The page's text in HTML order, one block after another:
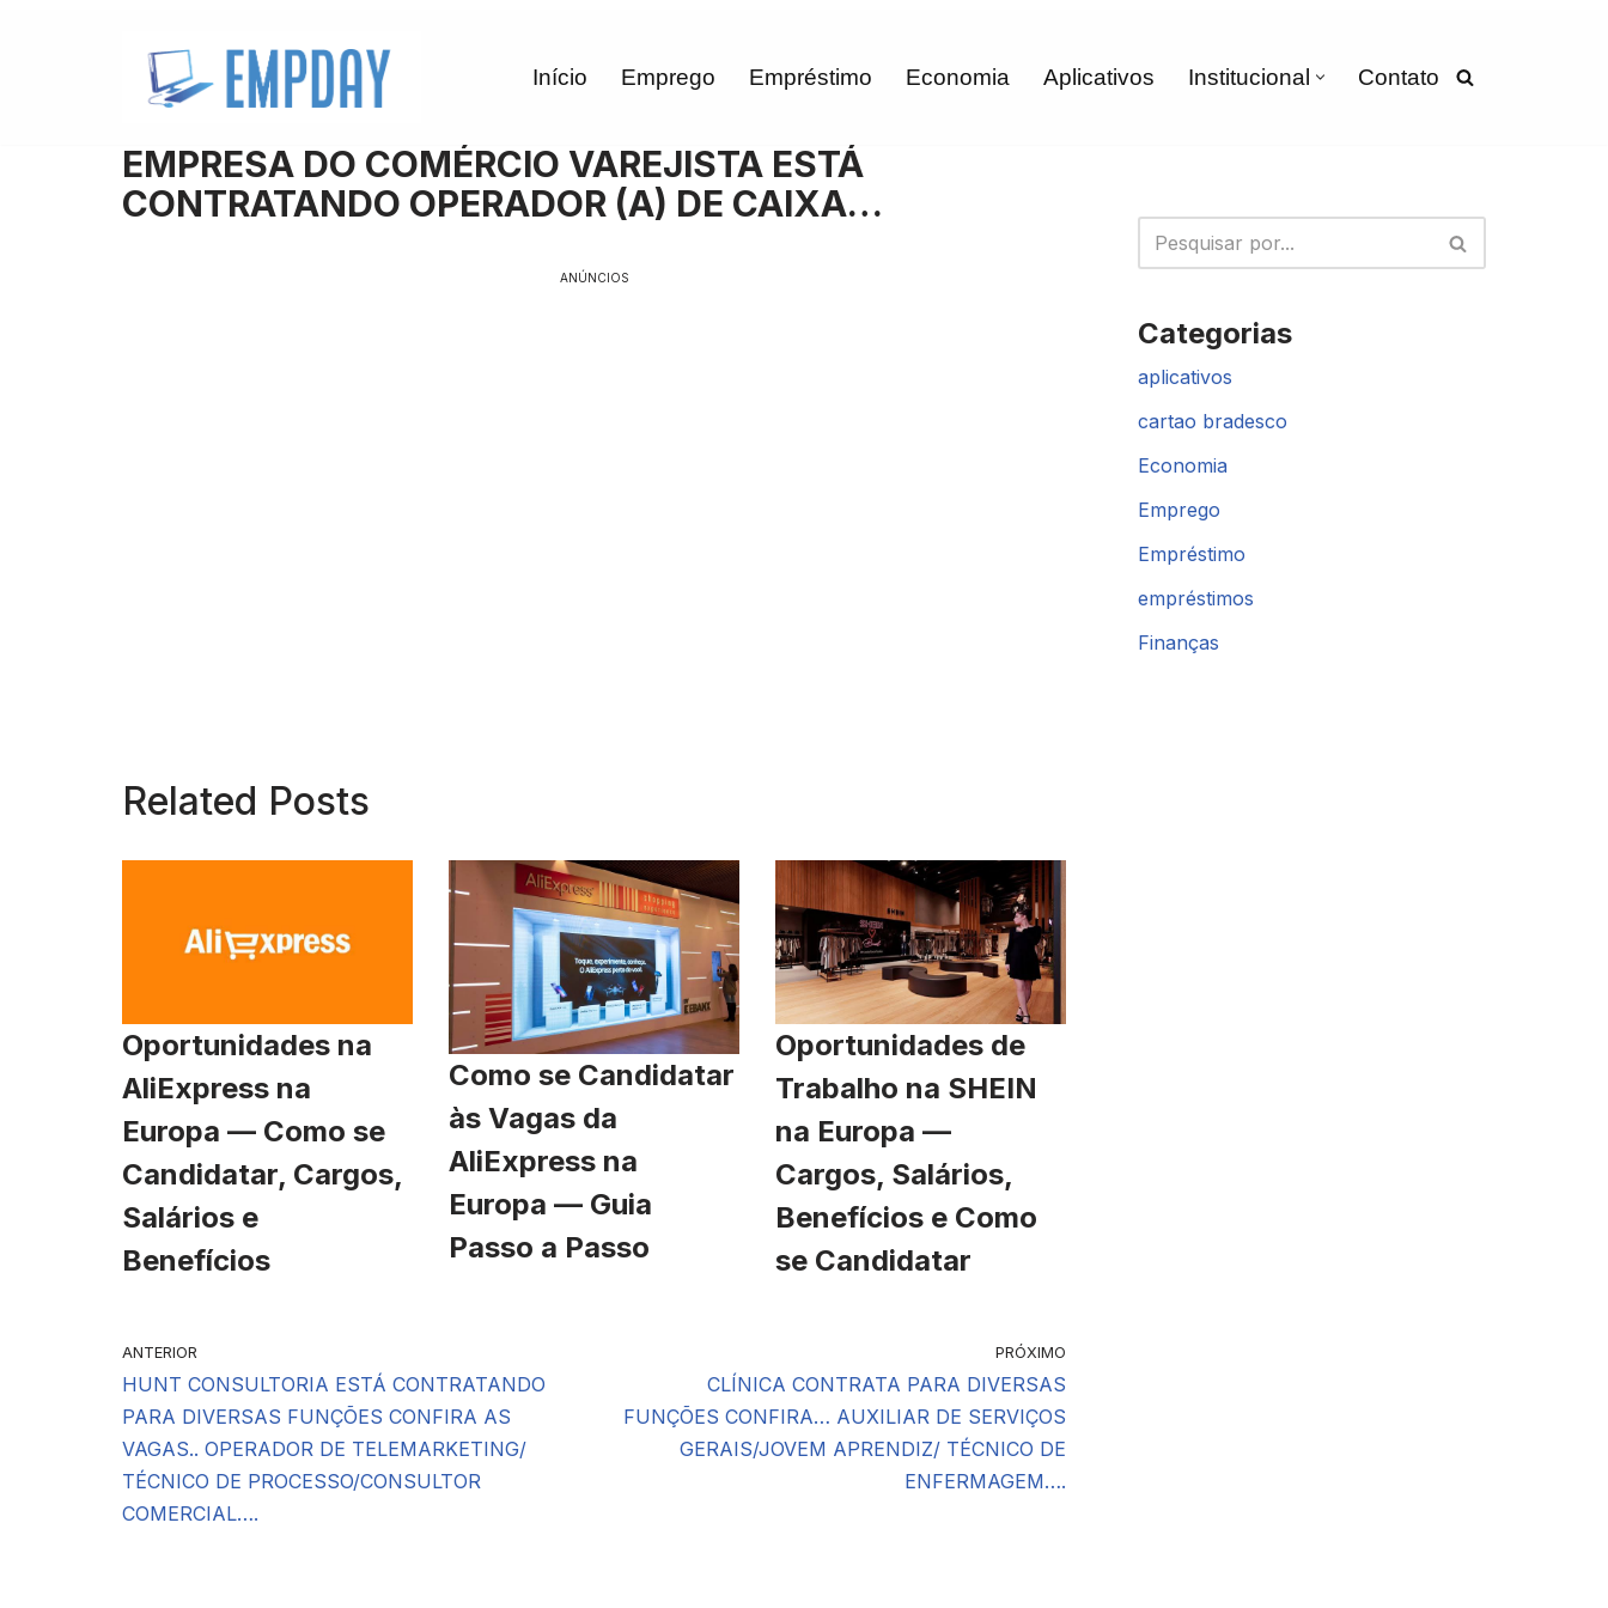
Início Emprego Empréstimo Economia Aplicativos Institucional Contato
EMPRESA DO COMÉRCIO VAREJISTA ESTÁ
CONTRATANDO OPERADOR (A) DE CAIXA…
ANÚNCIOS
Related Posts
Oportunidades na
AliExpress na
Europa — Como se
Candidatar, Cargos,
Salários e
Benefícios
Como se Candidatar
às Vagas da
AliExpress na
Europa — Guia
Passo a Passo
Oportunidades de
Trabalho na SHEIN
na Europa —
Cargos, Salários,
Benefícios e Como
se Candidatar
ANTERIOR
HUNT CONSULTORIA ESTÁ CONTRATANDO
PARA DIVERSAS FUNÇÕES CONFIRA AS
VAGAS.. OPERADOR DE TELEMARKETING/
TÉCNICO DE PROCESSO/CONSULTOR
COMERCIAL….
PRÓXIMO
CLÍNICA CONTRATA PARA DIVERSAS
FUNÇÕES CONFIRA… AUXILIAR DE SERVIÇOS
GERAIS/JOVEM APRENDIZ/ TÉCNICO DE
ENFERMAGEM….
Categorias
aplicativos
cartao bradesco
Economia
Emprego
Empréstimo
empréstimos
Finanças